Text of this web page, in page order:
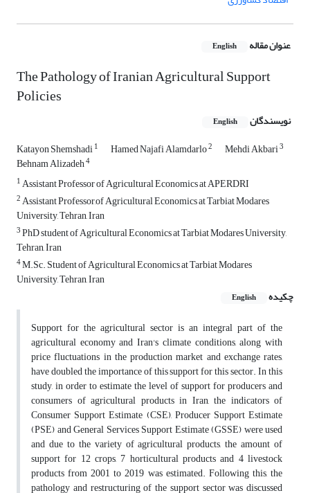
عنوان مقاله English
The Pathology of Iranian Agricultural Support
Policies
نویسندگان English
Katayon Shemshadi1 Hamed Najafi Alamdarlo2 Mehdi Akbari3
Behnam Alizadeh4
1Assistant Professor of Agricultural Economics at APERDRI
2Assistant Professor,of Agricultural Economics at Tarbiat Modares
University, Tehran, Iran
3PhD student of Agricultural Economics at Tarbiat Modares University,
Tehran, Iran
4M.Sc. Student of Agricultural Economics at Tarbiat Modares
University, Tehran, Iran
چکیده
English
Support for the agricultural sector is an integral part of the
agricultural economy and Iran's climate conditions, along with
price fluctuations in the production market and exchange rates,
have doubled the importance of this support for this sector. In this
study, in order to estimate the level of support for producers and
consumers of agricultural products in Iran, the indicators of
Consumer Support Estimate (CSE), Producer Support Estimate
(PSE) and General Services Support Estimate (GSSE) were used
and due to the variety of agricultural products, the amount of
support for 12 crops, 7 horticultural products and 4 livestock
products from 2001 to 2019 was estimated. Following this, the
pathology and restructuring of the support sector was discussed